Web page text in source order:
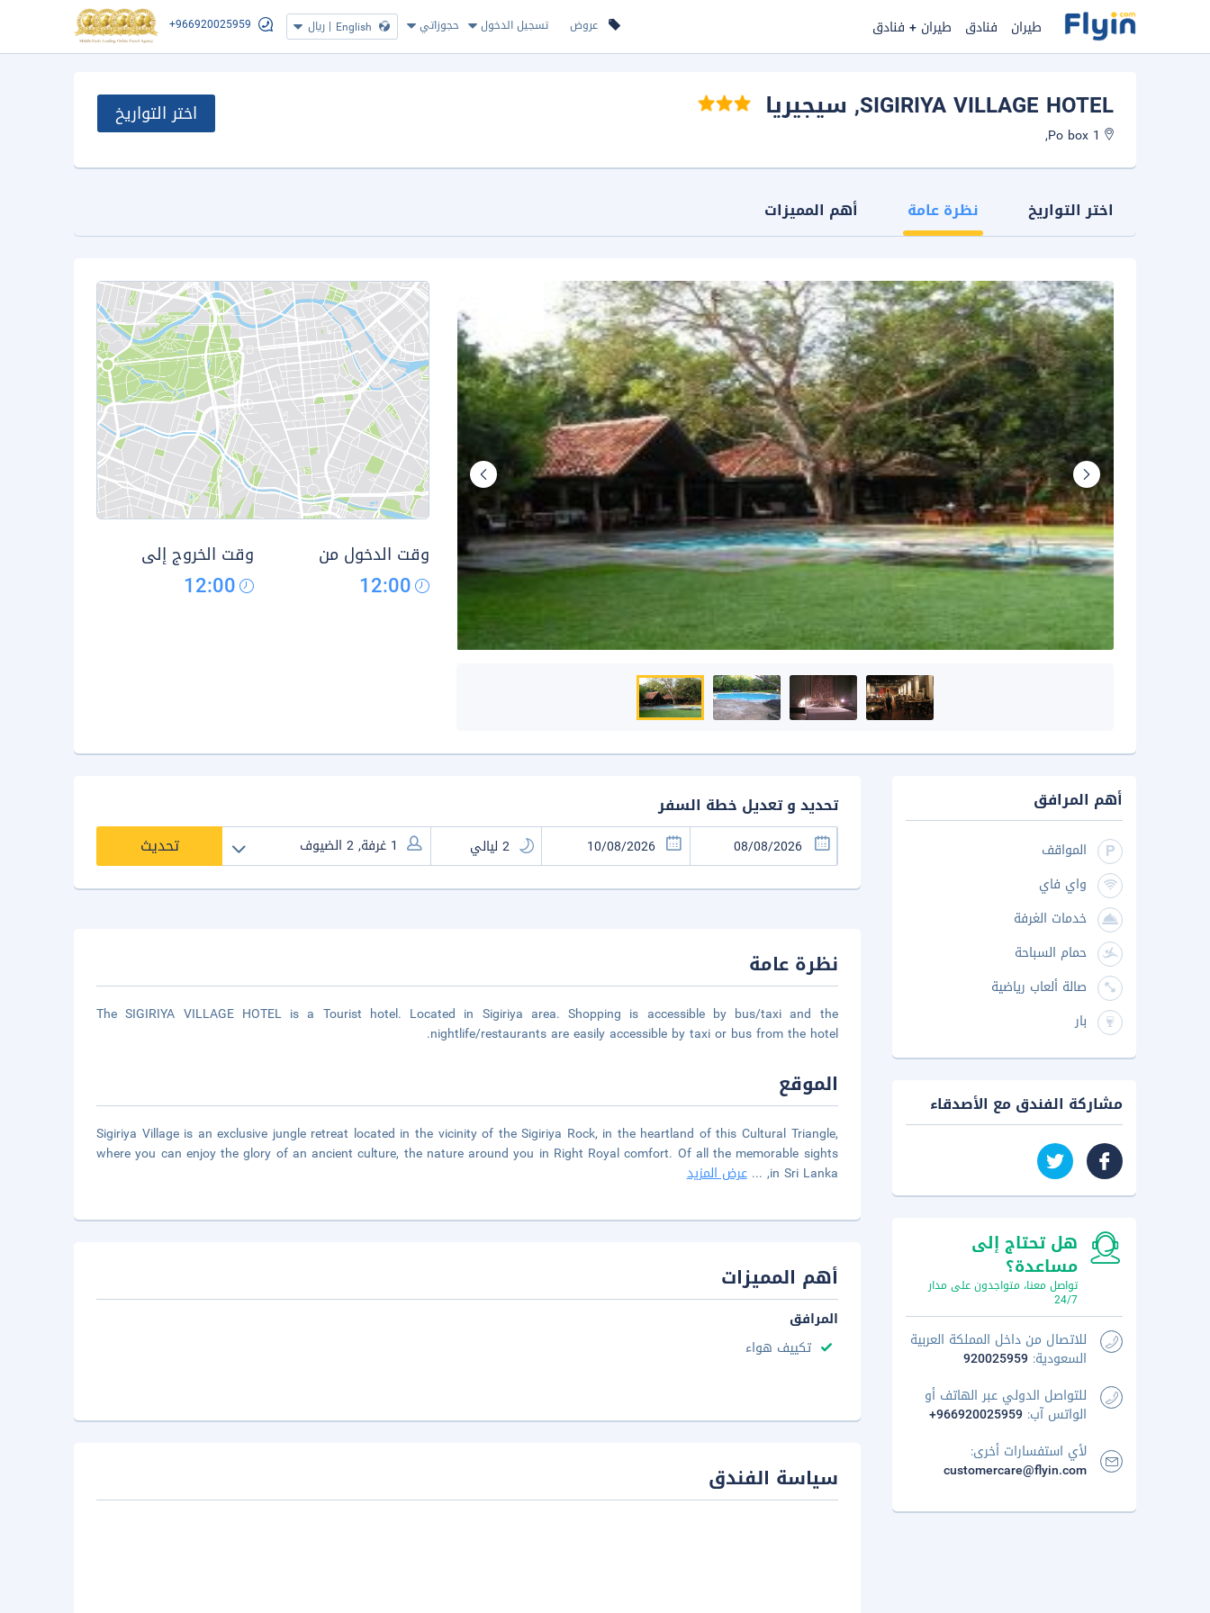
عروض تسجيل الدخول حجوزاتي English
| ريال +966920025959 طيران فنادق طيران + فنادق
SIGIRIYA VILLAGE HOTEL, سيجيريا اختر التواريخ
اختر التواريخ نظرة عامة أهم المميزات
وقت الدخول من
12:00
وقت الخروج إلى
12:00
تحديد و تعديل خطة السفر
تحديث
نظرة عامة
The SIGIRIYA VILLAGE HOTEL is a Tourist hotel. Located in Sigiriya area. Shopping is accessible by bus/taxi and the
nightlife/restaurants are easily accessible by taxi or bus from the hotel.
الموقع
Sigiriya Village is an exclusive jungle retreat located in the vicinity of the Sigiriya Rock, in the heartland of this Cultural Triangle,
where you can enjoy the glory of an ancient culture, the nature around you in Right Royal comfort. Of all the memorable sights
in Sri Lanka,
...عرض المزيد
أهم المميزات
المرافق
تكييف هواء
سياسة الفندق
أهم المرافق
المواقف
واي فاي
خدمات الغرفة
حمام السباحة
صالة ألعاب رياضية
بار
مشاركة الفندق مع الأصدقاء
هل تحتاج إلى
مساعدة؟
تواصل معنا، متواجدون على مدار
24/7
للاتصال من داخل المملكة العربية
السعودية: 920025959
للتواصل الدولي عبر الهاتف أو
الواتس آب: +966920025959
لأي استفسارات أخرى:
customercare@flyin.com